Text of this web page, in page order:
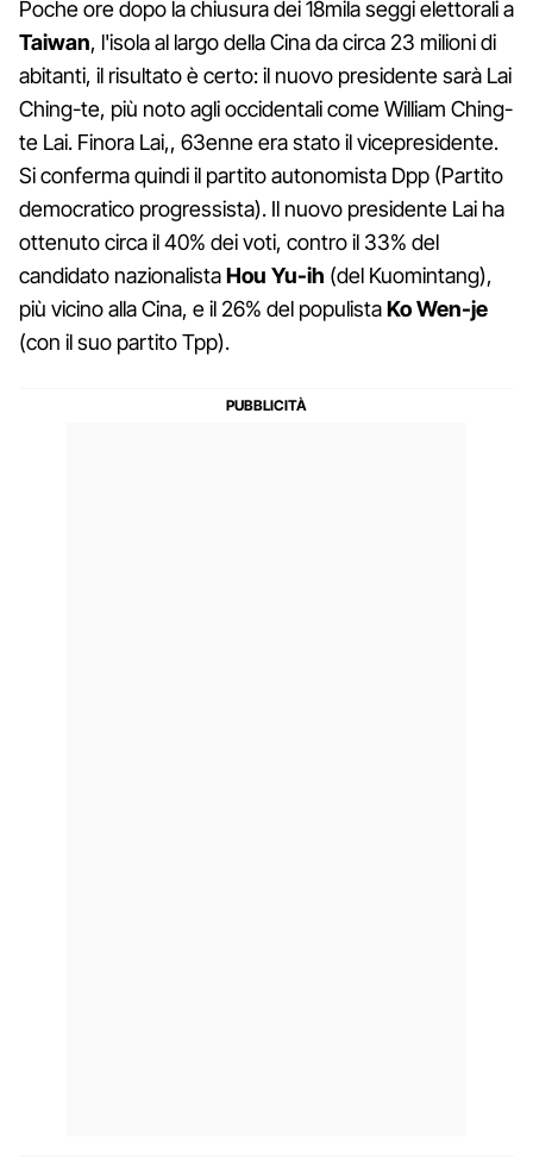
Poche ore dopo la chiusura dei 18mila seggi elettorali a
Taiwan, l'isola al largo della Cina da circa 23 milioni di
abitanti, il risultato è certo: il nuovo presidente sarà Lai
Ching-te, più noto agli occidentali come William Ching-
te Lai. Finora Lai,, 63enne era stato il vicepresidente.
Si conferma quindi il partito autonomista Dpp (Partito
democratico progressista). Il nuovo presidente Lai ha
ottenuto circa il 40% dei voti, contro il 33% del
candidato nazionalistaHou Yu-ih (del Kuomintang),
più vicino alla Cina, e il 26% del populistaKo Wen-je
(con il suo partito Tpp).